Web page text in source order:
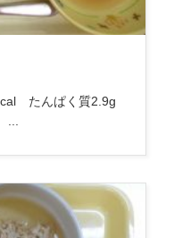
たんぱく質2.9g